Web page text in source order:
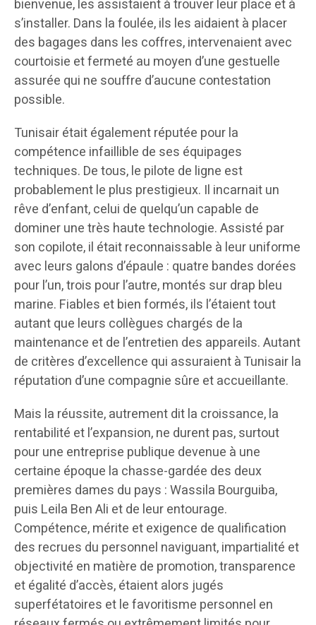
bienvenue, les assistaient à trouver leur place et à
s’installer. Dans la foulée, ils les aidaient à placer
des bagages dans les coffres, intervenaient avec
courtoisie et fermeté au moyen d’une gestuelle
assurée qui ne souffre d’aucune contestation
possible.
Tunisair était également réputée pour la
compétence infaillible de ses équipages
techniques. De tous, le pilote de ligne est
probablement le plus prestigieux. Il incarnait un
rêve d’enfant, celui de quelqu’un capable de
dominer une très haute technologie. Assisté par
son copilote, il était reconnaissable à leur uniforme
avec leurs galons d’épaule : quatre bandes dorées
pour l’un, trois pour l’autre, montés sur drap bleu
marine. Fiables et bien formés, ils l’étaient tout
autant que leurs collègues chargés de la
maintenance et de l’entretien des appareils. Autant
de critères d’excellence qui assuraient à Tunisair la
réputation d’une compagnie sûre et accueillante.
Mais la réussite, autrement dit la croissance, la
rentabilité et l’expansion, ne durent pas, surtout
pour une entreprise publique devenue à une
certaine époque la chasse-gardée des deux
premières dames du pays : Wassila Bourguiba,
puis Leila Ben Ali et de leur entourage.
Compétence, mérite et exigence de qualification
des recrues du personnel naviguant, impartialité et
objectivité en matière de promotion, transparence
et égalité d’accès, étaient alors jugés
superfétatoires et le favoritisme personnel en